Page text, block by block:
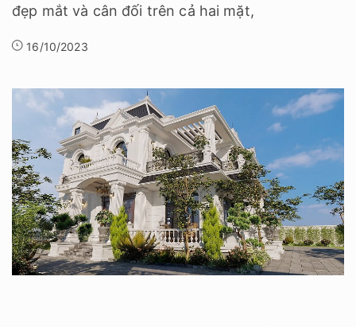
đẹp mắt và cân đối trên cả hai mặt,
16/10/2023